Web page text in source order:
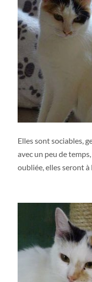
Elles sont sociables,
avec un peu de
oubliée, elles seront à